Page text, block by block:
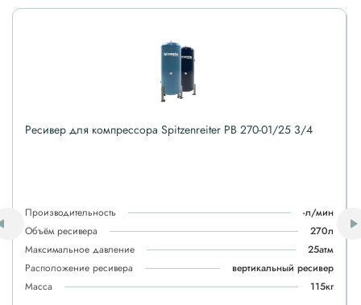
Ресивер для компрессора Spitzenreiter РВ 270-01/25 3/4
Производительность
-л/мин
Объём ресивера
270л
Максимальное давление
25атм
Расположение ресивера
вертикальный ресивер
Масса
115кг